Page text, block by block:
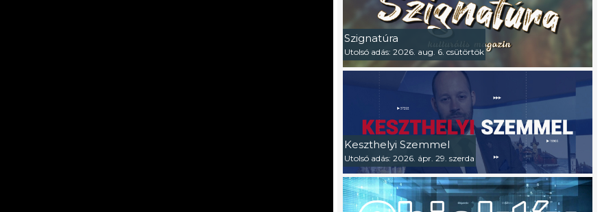
Szignatúra
Utolsó adás: 2026. aug. 6. csütörtök
Keszthelyi Szemmel
Utolsó adás: 2026. ápr. 29. szerda